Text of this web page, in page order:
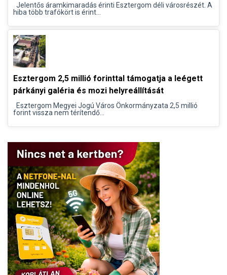
Jelentős áramkimaradás érinti Esztergom déli városrészét. A
hiba több trafókört is érint...
Esztergom 2,5 millió forinttal támogatja a leégett
párkányi galéria és mozi helyreállítását
Esztergom Megyei Jogú Város Önkormányzata 2,5 millió
forint vissza nem térítendő...